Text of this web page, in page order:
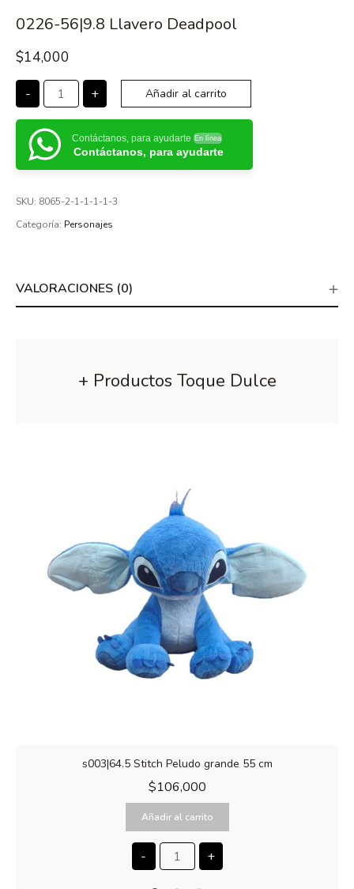
0226-56|9.8 Llavero Deadpool
$14,000
- + Añadir al carrito
Contáctanos, para ayudarte En línea
Contáctanos, para ayudarte
SKU: 8065-2-1-1-1-1-3
Categoría: Personajes
VALORACIONES (0)
+ Productos Toque Dulce
s003|64.5 Stitch Peludo grande 55 cm
$106,000
Añadir al carrito
- +